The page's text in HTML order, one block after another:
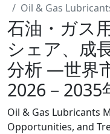
Oil & Gas
石油・ガス
シェア、成
分析 ―世界
2026－2035
Oil & Gas Lubricants
Opportunities, and